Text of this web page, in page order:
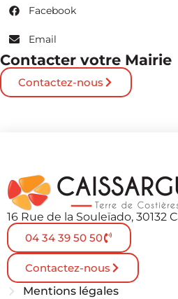
Facebook
Email
Contacter votre Mairie
Contactez-nous
16 Rue de la Souleïado, 30132
04 34 39 50 50
Contactez-nous
Mentions légales